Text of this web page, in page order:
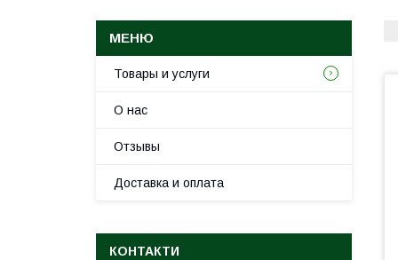
Товары и услуги
О нас
Отзывы
Доставка и оплата
КОНТАКТИ